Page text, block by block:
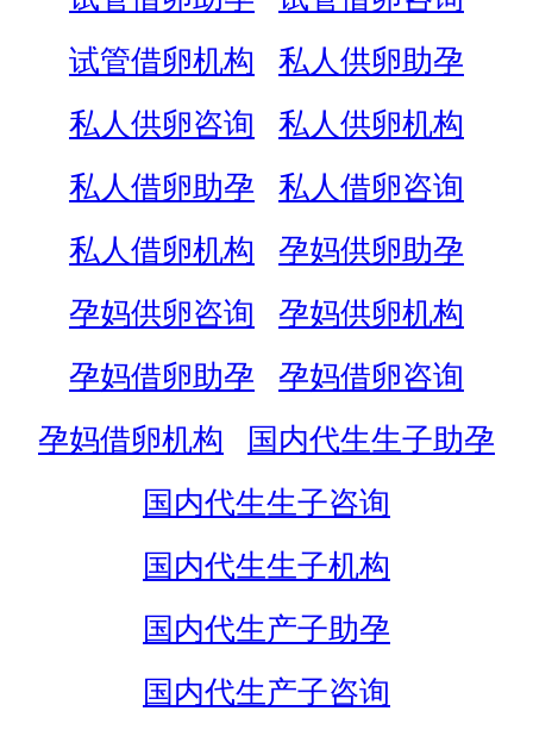
试管借卵机构
私人供卵助孕
私人供卵咨询
私人供卵机构
私人借卵助孕
私人借卵咨询
私人借卵机构
孕妈供卵助孕
孕妈供卵咨询
孕妈供卵机构
孕妈借卵助孕
孕妈借卵咨询
孕妈借卵机构
国内代生生子助孕
国内代生生子咨询
国内代生生子机构
国内代生产子助孕
国内代生产子咨询